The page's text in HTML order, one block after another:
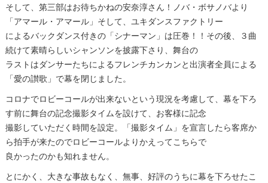
そして、第三部はお待ちかねの安奈淳さん！ノバ・ボサノバより
「アマール・アマール」そして、ユキダンスファクトリー
によるバックダンス付きの「シナーマン」は圧巻！！その後、３曲
続けて素晴らしいシャンソンを披露下さり、舞台の
ラストはダンサーたちによるフレンチカンカンと出演者全員による
「愛の讃歌」で幕を閉じました。
コロナでロビーコールが出来ないという現況を考慮して、幕を下ろ
す前に舞台の記念撮影タイムを設けて、お客様に記念
撮影していただく時間を設定。「撮影タイム」を宣言したら客席か
ら拍手が来たのでロビーコールよりかえってこちらで
良かったのかも知れません。
とにかく、大きな事故もなく、無事、好評のうちに幕を下ろせたこ